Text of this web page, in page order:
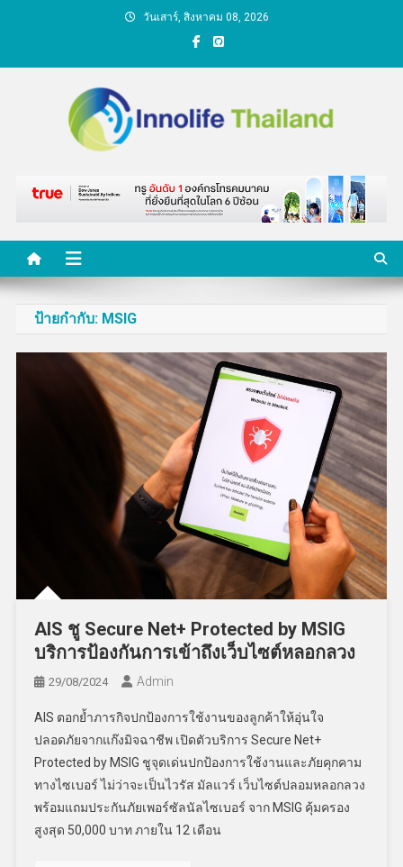
วันเสาร์, สิงหาคม 08, 2026
คนกับความคิด ชีวิตกับ
นวัตกรรม
ป้ายกำกับ: MSIG
AIS ชู Secure Net+ Protected by MSIG
บริการป้องกันการเข้าถึงเว็บไซต์หลอกลวง
29/08/2024 Admin
AIS ตอกย้ำภารกิจปกป้องการใช้งานของลูกค้าให้อุ่นใจ
ปลอดภัยจากแก๊งมิจฉาชีพ เปิดตัวบริการ Secure Net+
Protected by MSIG ชูจุดเด่นปกป้องการใช้งานและภัยคุกคาม
ทางไซเบอร์ ไม่ว่าจะเป็นไวรัส มัลแวร์ เว็บไซต์ปลอมหลอกลวง
พร้อมแถมประกันภัยเพอร์ซัลนัลไซเบอร์ จาก MSIG คุ้มครอง
สูงสุด 50,000 บาท ภายใน 12 เดือน